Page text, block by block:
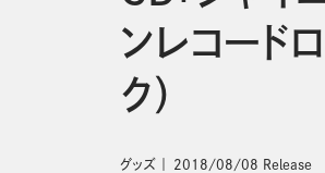
ンレコード
ク）
グッズ 2018/08/08 Release